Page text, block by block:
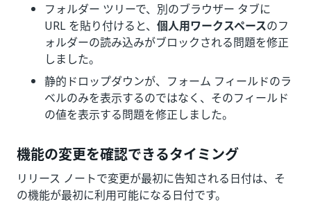
フォルダー ツリーで、別のブラウザー タブに
URL を貼り付けると、 個人用ワークスペースのフ
ォルダーの読み込みがブロックされる問題を修正
しました。
静的ドロップダウンが、フォーム フィールドのラ
ベルのみを表示するのではなく、そのフィールド
の値を表示する問題を修正しました。
機能の変更を確認できるタイミング
リリース ノートで変更が最初に告知される日付は、そ
の機能が最初に利用可能になる日付です。